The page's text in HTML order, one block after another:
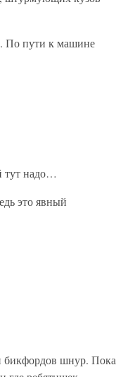
По пути к машине
тут надо…
это явный
бикфордов шнур. Пока